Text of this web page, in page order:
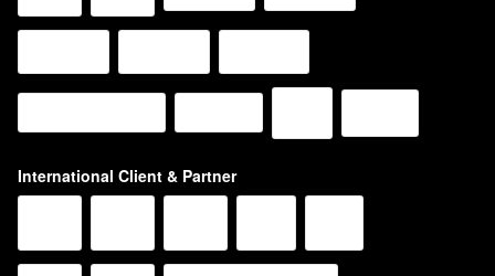
International Client & Partner